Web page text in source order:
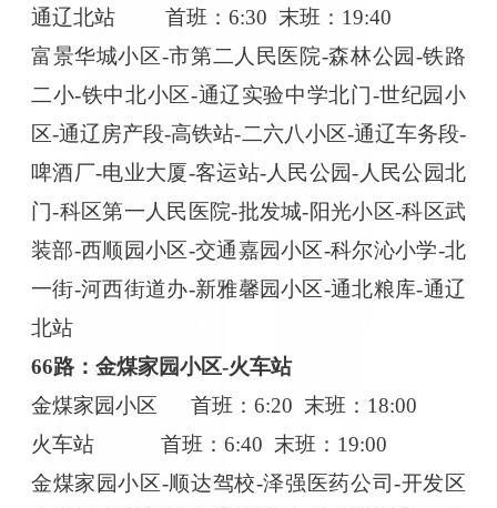
通辽北站 首班： 6:30 末班：19:40
富景华城小区-市第二人民医院-森林公园-铁路
二小-铁中北小区-通辽实验中学北门-世纪园小
区-通辽房产段-高铁站-二六八小区-通辽车务段-
啤酒厂-电业大厦-客运站-人民公园-人民公园北
门-科区第一人民医院-批发城-阳光小区-科区武
装部-西顺园小区-交通嘉园小区-科尔沁小学-北
一街-河西街道办-新雅馨园小区-通北粮库-通辽
北站
66路：金煤家园小区-火车站
金煤家园小区
首班： 6:20 末班：18:00
火车站
首班： 6:40 末班：19:00
金煤家园小区-顺达驾校-泽强医药公司-开发区